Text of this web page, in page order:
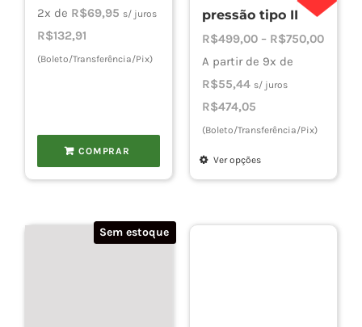
2x de R$69,95 s/ juros
R$132,91
(Boleto/Transferência/Pix)
COMPRAR
pressão tipo II
R$499,00 – R$750,00Faixa
A partir de 9x de
R$55,44 s/ juros
R$474,05
(Boleto/Transferência/Pix)
Ver opções
Este
tem
Sem estoque